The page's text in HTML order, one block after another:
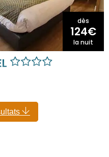
dès
124€
la nuit